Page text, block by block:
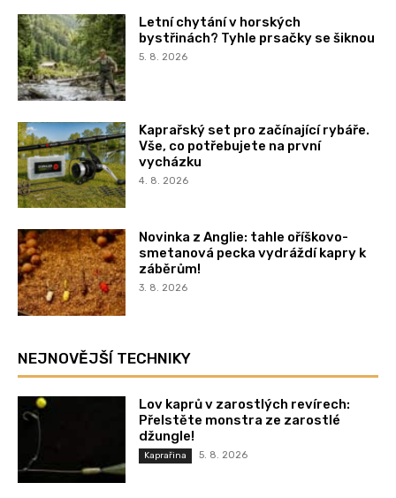
Letní chytání v horských
bystřinách? Tyhle prsačky se šiknou
5. 8. 2026
Kaprařský set pro začínající rybáře.
Vše, co potřebujete na první
vycházku
4. 8. 2026
Novinka z Anglie: tahle oříškovo-
smetanová pecka vydráždí kapry k
záběrům!
3. 8. 2026
NEJNOVĚJŠÍ TECHNIKY
Lov kaprů v zarostlých revírech:
Přelstěte monstra ze zarostlé
džungle!
Kaprařina 5. 8. 2026